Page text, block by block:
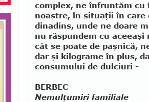
complex, ne înfruntăm
noastre, în situaţii în care
dinadins, unde ne doare
nu răspundem cu aceeaşi
cât se poate de paşnică,
dar şi kilograme în plus,
consumului de dulciuri -
BERBEC
Nemulţumiri familiale